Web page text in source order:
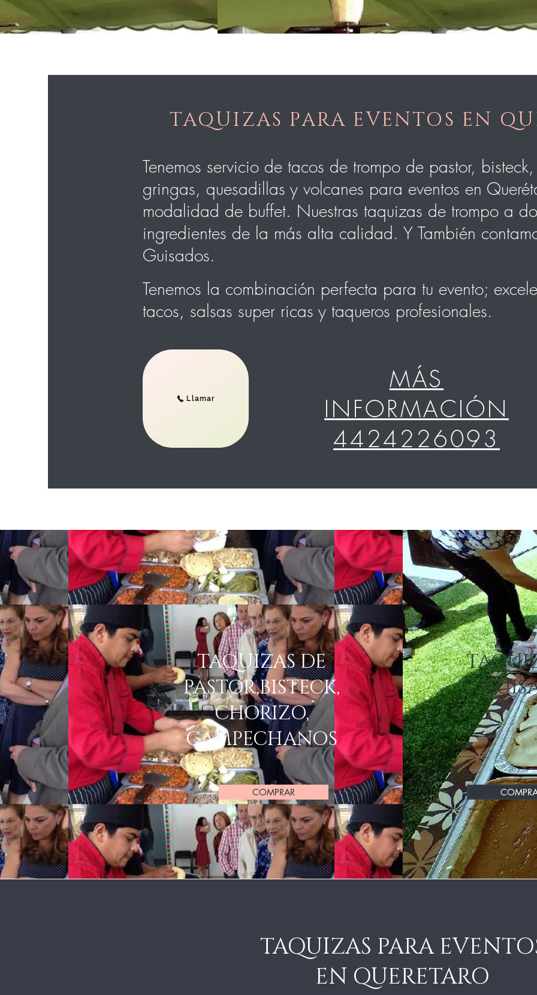
TAQUIZAS PARA EVENTOS EN
Tenemos servicio de tacos de trompo de pastor,
gringas, quesadillas y volcanes para eventos en
modalidad de buffet. Nuestras taquizas de trompo a
ingredientes de la más alta calidad. Y También
Guisados.
Tenemos la combinación perfecta para tu evento;
tacos, salsas super ricas y taqueros profesionales.
Llamar
MÁS
INFORMACIÓN
4424226093
TAQUIZAS DE
PASTOR,BISTECK,
CHORIZO,
CAMPECHANOS
COMPRAR
TAQUIZAS PARA
EN QUERETARO